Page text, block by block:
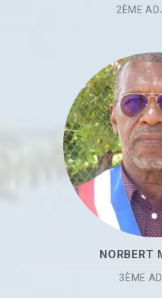
2ÈME
NORBERT
3ÈME